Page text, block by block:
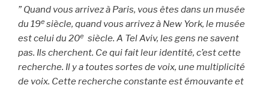
” Quand vous arrivez à Paris, vous êtes dans un musée
du 19e siècle, quand vous arrivez à New York, le musée
est celui du 20e siècle. A Tel Aviv, les gens ne savent
pas. Ils cherchent. Ce qui fait leur identité, c’est cette
recherche. Il y a toutes sortes de voix, une multiplicité
de voix. Cette recherche constante est émouvante et